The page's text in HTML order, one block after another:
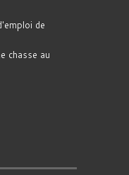
de
chasse au